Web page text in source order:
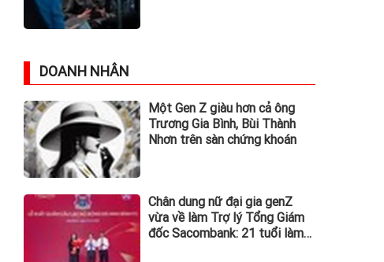
DOANH NHÂN
Một Gen Z giàu hơn cả ông
Trương Gia Bình, Bùi Thành
Nhơn trên sàn chứng khoán
Chân dung nữ đại gia genZ
vừa về làm Trợ lý Tổng Giám
đốc Sacombank: 21 tuổi làm